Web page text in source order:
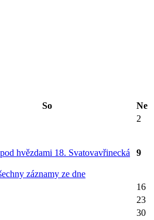
So
Ne
2
hvězdami 18. Svatovavřinecká
záznamy ze dne
9
16
23
30